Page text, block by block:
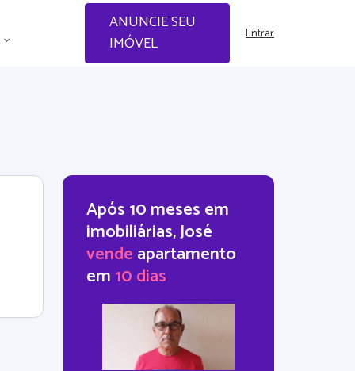
ANUNCIE SEU
IMÓVEL
Entrar
Após 10 meses em
imobiliárias, José
vendeapartamento
em10 dias